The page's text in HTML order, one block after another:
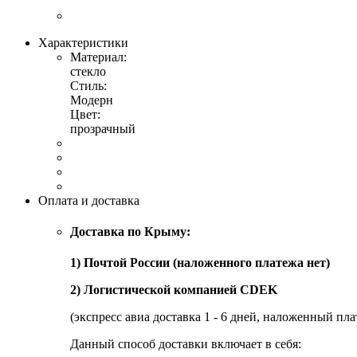
Характеристики
Материал:
стекло
Стиль:
Модерн
Цвет:
прозрачный
Оплата и доставка
Доставка по Крыму:
1) Почтой России (наложенного платежа нет)
2) Логистической компанией CDEK
(экспресс авиа доставка 1 - 6 дней, наложенный
Данный способ доставки включает в себя: